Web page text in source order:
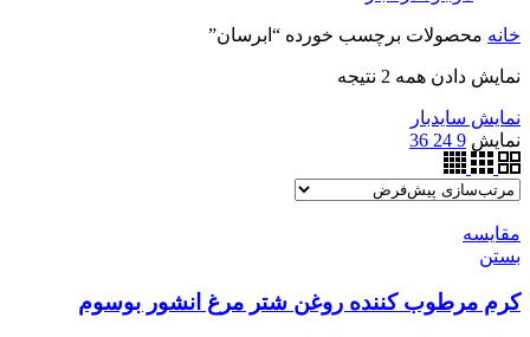
خانه محصولات برچسب خورده “ابرسان”
نمایش دادن همه 2 نتیجه
نمایش سایدبار
نمایش 9
24
36
مقایسه
بستن
کرم مرطوب کننده روغن شتر مرغ انشور بوسوم